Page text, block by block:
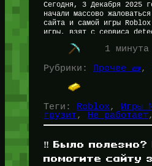
Сегодня, 3 Декабря 2025
начали массово
сайта и самой игры
игры, взят с сервиса
заявлениям сервиса,
1 минута
Рубрики: Прочее 🧱,
Теги: Roblox, Игры
грузит, Не работает
‼️ Было полезно?
помогите сайту